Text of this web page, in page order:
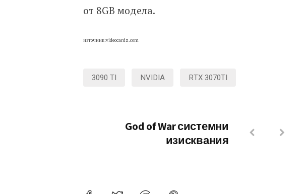
от 8GB модела.
източник:videocardz.com
3090 TI NVIDIA RTX 3070TI
God of War системни
изисквания